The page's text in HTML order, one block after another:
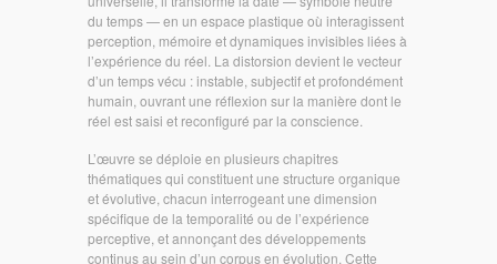
du temps — en un espace plastique où interagissent
perception, mémoire et dynamiques invisibles liées à
l’expérience du réel. La distorsion devient le vecteur
d’un temps vécu : instable, subjectif et profondément
humain, ouvrant une réflexion sur la manière dont le
réel est saisi et reconfiguré par la conscience.
L’œuvre se déploie en plusieurs chapitres
thématiques qui constituent une structure organique
et évolutive, chacun interrogeant une dimension
spécifique de la temporalité ou de l’expérience
perceptive, et annonçant des développements
continus au sein d’un corpus en évolution. Cette